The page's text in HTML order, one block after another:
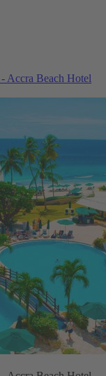
Accra Beach Hotel